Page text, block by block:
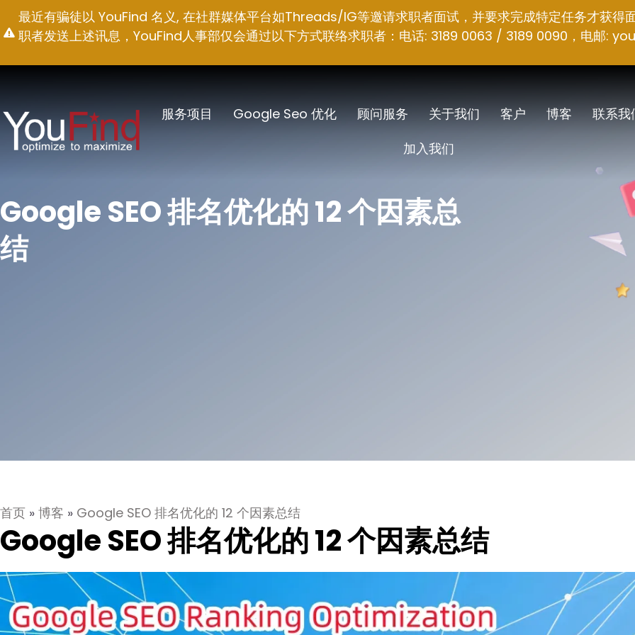
至
容
最近有骗徒以 YouFind 名义, 在社群媒体平台如Threads/IG等邀请求职者面试，并要求完成特定任务才获得
职者发送上述讯息，YouFind人事部仅会通过以下方式联络求职者：电话: 3189 0063 / 3189 0090，电邮:
服务项目 Google Seo 优化 顾问服务 关于我们 客户 博客
联系我
加入我们
Google SEO 排名优化的 12 个因素总
结
首页 » 博客 » Google SEO 排名优化的 12 个因素总结
Google SEO 排名优化的 12 个因素总结